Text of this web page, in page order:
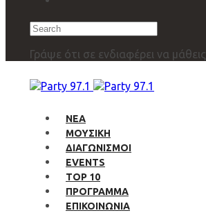
Search
Γράψε ότι σε ενδιαφέρει να μάθεις
ΝΕΑ
ΜΟΥΣΙΚΗ
ΔΙΑΓΩΝΙΣΜΟΙ
EVENTS
TOP 10
ΠΡΟΓΡΑΜΜΑ
ΕΠΙΚΟΙΝΩΝΙΑ